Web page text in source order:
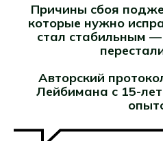
Причины сбоя
которые нужно
стал стабильным
Авторский
Лейбимана с 15-